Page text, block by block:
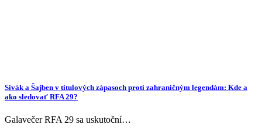
Sivák a Šajben v titulových zápasoch proti zahraničným legendám: Kde a
ako sledovať RFA 29?
Galavečer RFA 29 sa uskutoční…